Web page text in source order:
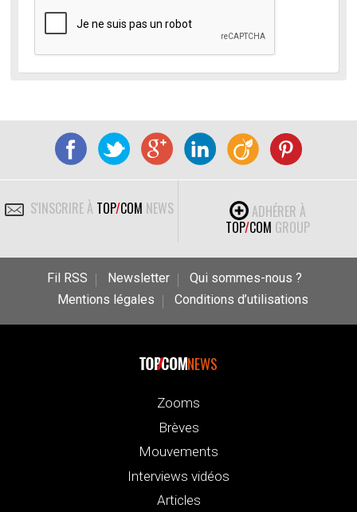
S'INSCRIRE À TOP/COM NEWS
ADHÉRER À
TOP/COM GROUP
Fil RSS Newsletter
Qui sommes-nous ?
Mentions légales
Conditions d’utilisations
NEWS
Zooms
Brèves
Mouvements
Interviews vidéos
Articles